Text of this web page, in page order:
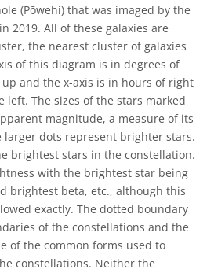
(Pōwehi) that was imaged by the
2019. All of these galaxies are
the nearest cluster of galaxies
of this diagram is in degrees of
and the x-axis is in hours of right
left. The sizes of the stars marked
magnitude, a measure of its
dots represent brighter stars.
brightest stars in the constellation.
with the brightest star being
brightest beta, etc., although this
exactly. The dotted boundary
of the constellations and the
of the common forms used to
constellations. Neither the